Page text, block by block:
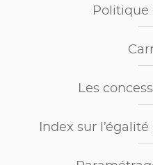
Politique
Les
Index sur